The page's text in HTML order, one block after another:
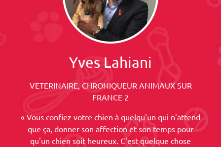
Yves Lahiani
VETERINAIRE, CHRONIQUEUR ANIMAUX SUR
FRANCE 2
« Vous confiez votre chien à quelqu'un qui n'attend
que ça, donner son affection et son temps pour
qu'un chien soit heureux. C'est quelque chose